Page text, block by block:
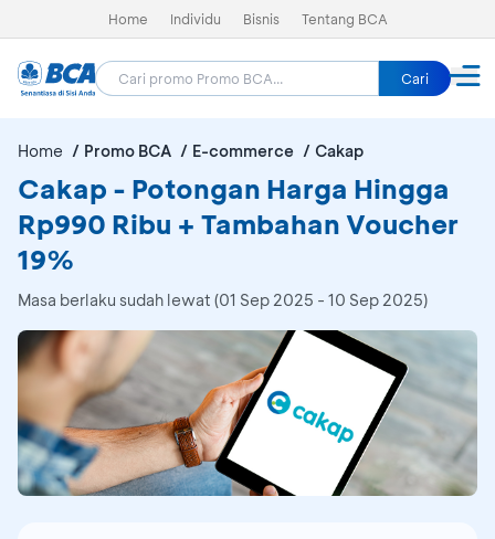
Home Individu Bisnis Tentang BCA
Cari
Home Promo BCA E-commerce Cakap
Cakap - Potongan Harga Hingga
Rp990 Ribu + Tambahan Voucher
19%
Masa berlaku sudah lewat (01 Sep 2025 - 10 Sep 2025)